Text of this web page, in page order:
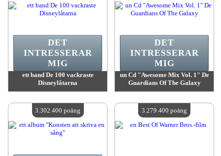
ett band De 100 vackraste
Disneylåtarna
Antal tillgängliga:4
DET
INTRESSERAR
MIG
un Cd "Awesome Mix Vol. 1" De
Guardians Of The Galaxy
Antal tillgängliga:4
DET
INTRESSERAR
MIG
3.302.400 poäng 3.279.400 poäng